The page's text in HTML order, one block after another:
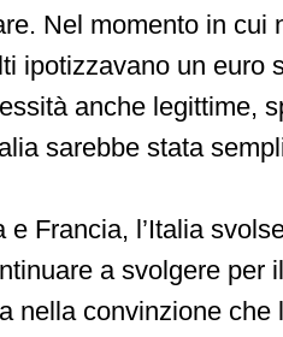
Nel momento in cui
ipotizzavano un euro
anche legittime,
sarebbe stata
Francia, l’Italia
a svolgere per
nella convinzione che